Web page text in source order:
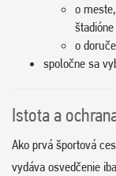
o
štadióne
o
spoločne sa
Istota a
Ako prvá športová
vydáva osvedčenie